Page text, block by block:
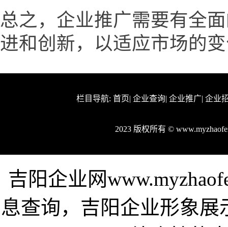
总之，企业推广需要有全
进和创新，以适应市场的
栏目导航: 首页| 企业查询| 企业推广| 企业
2023 版权所有 ©
吉阳企业网
息查询，吉阳企业形象